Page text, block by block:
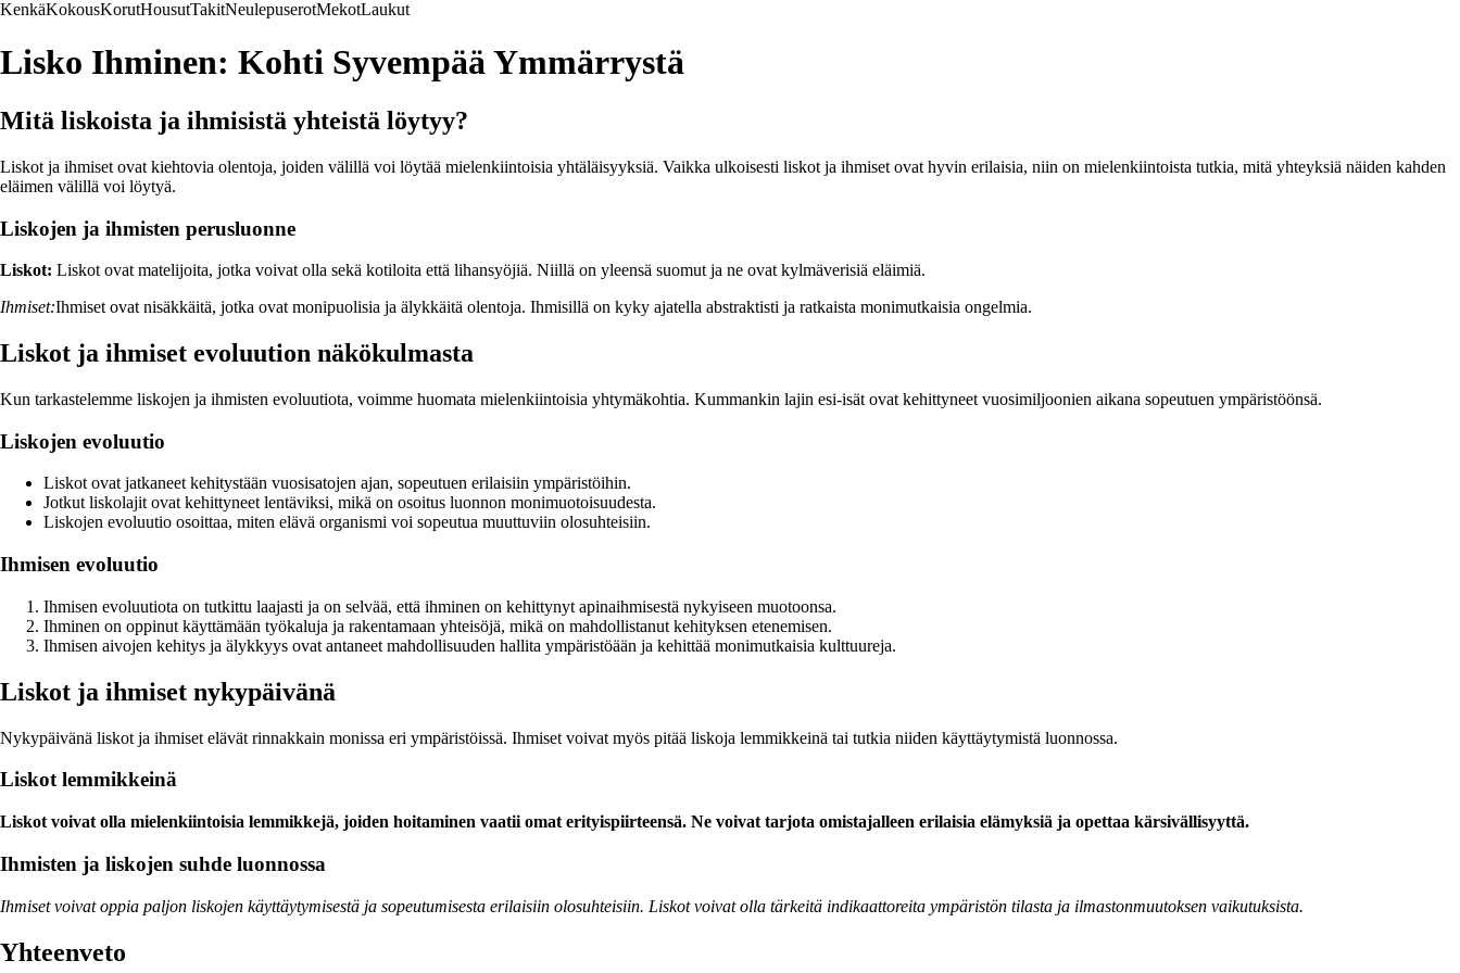
KenkäKokousKorutHousutTakitNeulepuserotMekotLaukut
Lisko Ihminen: Kohti Syvempää Ymmärrystä
Mitä liskoista ja ihmisistä yhteistä löytyy?
Liskot ja ihmiset ovat kiehtovia olentoja, joiden välillä voi löytää mielenkiintoisia yhtäläisyyksiä. Vaikka ulkoisesti liskot ja ihmiset ovat hyvin erilaisia, niin on mielenkiintoista tutkia, mitä yhteyksiä näiden kahden
eläimen välillä voi löytyä.
Liskojen ja ihmisten perusluonne
Liskot: Liskot ovat matelijoita, jotka voivat olla sekä kotiloita että lihansyöjiä. Niillä on yleensä suomut ja ne ovat kylmäverisiä eläimiä.
Ihmiset:Ihmiset ovat nisäkkäitä, jotka ovat monipuolisia ja älykkäitä olentoja. Ihmisillä on kyky ajatella abstraktisti ja ratkaista monimutkaisia ongelmia.
Liskot ja ihmiset evoluution näkökulmasta
Kun tarkastelemme liskojen ja ihmisten evoluutiota, voimme huomata mielenkiintoisia yhtymäkohtia. Kummankin lajin esi-isät ovat kehittyneet vuosimiljoonien aikana sopeutuen ympäristöönsä.
Liskojen evoluutio
Liskot ovat jatkaneet kehitystään vuosisatojen ajan, sopeutuen erilaisiin ympäristöihin.
Jotkut liskolajit ovat kehittyneet lentäviksi, mikä on osoitus luonnon monimuotoisuudesta.
Liskojen evoluutio osoittaa, miten elävä organismi voi sopeutua muuttuviin olosuhteisiin.
Ihmisen evoluutio
Ihmisen evoluutiota on tutkittu laajasti ja on selvää, että ihminen on kehittynyt apinaihmisestä nykyiseen muotoonsa.
Ihminen on oppinut käyttämään työkaluja ja rakentamaan yhteisöjä, mikä on mahdollistanut kehityksen etenemisen.
Ihmisen aivojen kehitys ja älykkyys ovat antaneet mahdollisuuden hallita ympäristöään ja kehittää monimutkaisia kulttuureja.
Liskot ja ihmiset nykypäivänä
Nykypäivänä liskot ja ihmiset elävät rinnakkain monissa eri ympäristöissä. Ihmiset voivat myös pitää liskoja lemmikkeinä tai tutkia niiden käyttäytymistä luonnossa.
Liskot lemmikkeinä
Liskot voivat olla mielenkiintoisia lemmikkejä, joiden hoitaminen vaatii omat erityispiirteensä. Ne voivat tarjota omistajalleen erilaisia elämyksiä ja opettaa kärsivällisyyttä.
Ihmisten ja liskojen suhde luonnossa
Ihmiset voivat oppia paljon liskojen käyttäytymisestä ja sopeutumisesta erilaisiin olosuhteisiin. Liskot voivat olla tärkeitä indikaattoreita ympäristön tilasta ja ilmastonmuutoksen vaikutuksista.
Yhteenveto